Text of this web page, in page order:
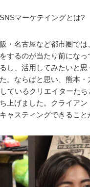
マーケテイングとは?
・名古屋など都市圏で
するのが当たり前にな
し、活用してみたいと
。ならばと思い、熊本
ているクリエイターた
上げました。クライア
ャスティングできること